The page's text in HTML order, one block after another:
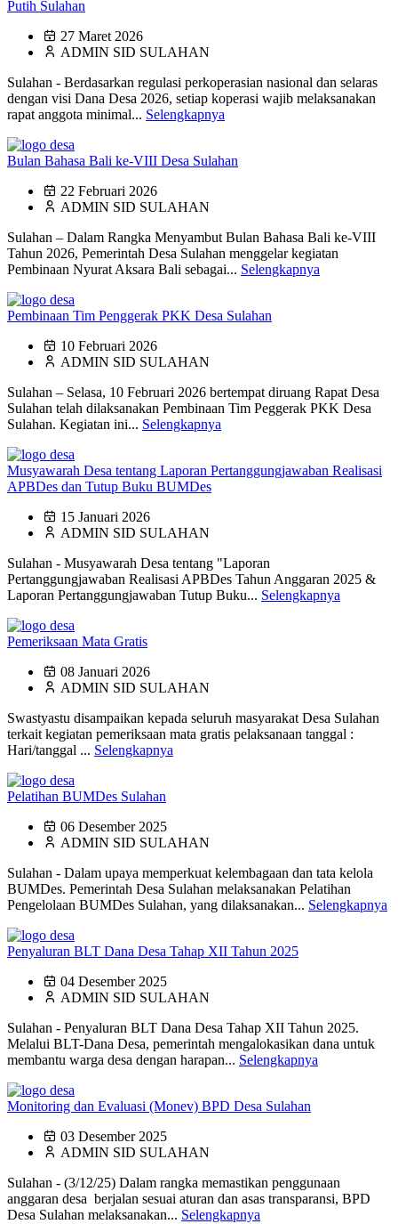
Putih Sulahan
27 Maret 2026
ADMIN SID SULAHAN
Sulahan - Berdasarkan regulasi perkoperasian nasional dan selaras
dengan visi Dana Desa 2026, setiap koperasi wajib melaksanakan
rapat anggota minimal... Selengkapnya
Bulan Bahasa Bali ke-VIII Desa Sulahan
22 Februari 2026
ADMIN SID SULAHAN
Sulahan – Dalam Rangka Menyambut Bulan Bahasa Bali ke-VIII
Tahun 2026, Pemerintah Desa Sulahan menggelar kegiatan
Pembinaan Nyurat Aksara Bali sebagai... Selengkapnya
Pembinaan Tim Penggerak PKK Desa Sulahan
10 Februari 2026
ADMIN SID SULAHAN
Sulahan – Selasa, 10 Februari 2026 bertempat diruang Rapat Desa
Sulahan telah dilaksanakan Pembinaan Tim Peggerak PKK Desa
Sulahan. Kegiatan ini... Selengkapnya
Musyawarah Desa tentang Laporan Pertanggungjawaban Realisasi
APBDes dan Tutup Buku BUMDes
15 Januari 2026
ADMIN SID SULAHAN
Sulahan - Musyawarah Desa tentang "Laporan
Pertanggungjawaban Realisasi APBDes Tahun Anggaran 2025 &
Laporan Pertanggungjawaban Tutup Buku... Selengkapnya
Pemeriksaan Mata Gratis
08 Januari 2026
ADMIN SID SULAHAN
Swastyastu disampaikan kepada seluruh masyarakat Desa Sulahan
terkait kegiatan pemeriksaan mata gratis pelaksanaan tanggal :
Hari/tanggal ... Selengkapnya
Pelatihan BUMDes Sulahan
06 Desember 2025
ADMIN SID SULAHAN
Sulahan - Dalam upaya memperkuat kelembagaan dan tata kelola
BUMDes. Pemerintah Desa Sulahan melaksanakan Pelatihan
Pengelolaan BUMDes Sulahan, yang dilaksanakan... Selengkapnya
Penyaluran BLT Dana Desa Tahap XII Tahun 2025
04 Desember 2025
ADMIN SID SULAHAN
Sulahan - Penyaluran BLT Dana Desa Tahap XII Tahun 2025.
Melalui BLT-Dana Desa, pemerintah mengalokasikan dana untuk
membantu warga desa dengan harapan... Selengkapnya
Monitoring dan Evaluasi (Monev) BPD Desa Sulahan
03 Desember 2025
ADMIN SID SULAHAN
Sulahan - (3/12/25) Dalam rangka memastikan penggunaan
anggaran desa berjalan sesuai aturan dan asas transparansi, BPD
Desa Sulahan melaksanakan... Selengkapnya